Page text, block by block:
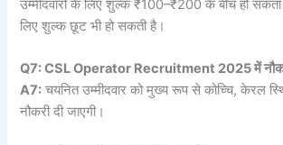
उम्मीदवारों के लिए शुल्क ₹100–₹200 के बीच हो
लिए शुल्क छूट भी हो सकती है।
Q7: CSL Operator Recruitment 2025 में
A7: चयनित उम्मीदवार को मुख्य रूप से कोच्चि, केरल
नौकरी दी जाएगी।